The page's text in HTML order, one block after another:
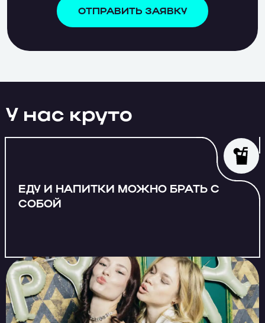
ОТПРАВИТЬ ЗАЯВКУ
У нас круто
ЕДУ И НАПИТКИ МОЖНО БРАТЬ С
СОБОЙ